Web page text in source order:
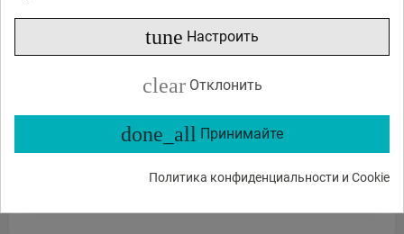
tune Настроить
clear Отклонить
done_all Принимайте
Политика конфиденциальности и Cookie
Какие функции? Есть в наличии? Акции и скидки?